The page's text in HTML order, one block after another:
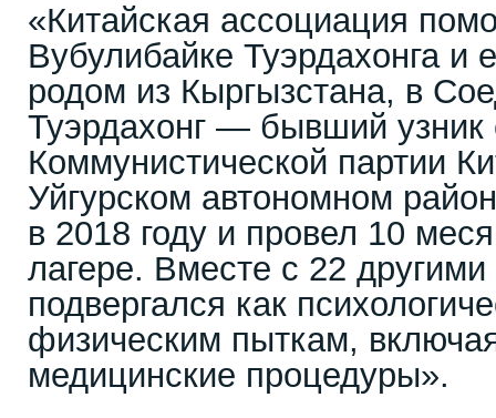
«Китайская ассоциация
Вубулибайке Туэрдахонга и
родом из Кыргызстана, в
Туэрдахонг — бывший узник
Коммунистической партии
Уйгурском автономном
в 2018 году и провел 10
лагере. Вместе с 22
подвергался как
физическим пыткам,
медицинские процедуры».